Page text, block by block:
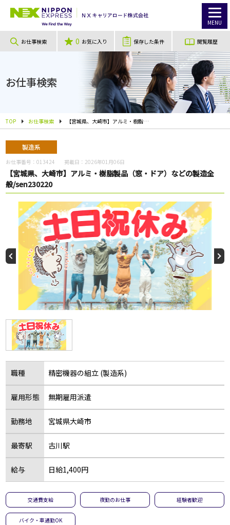
MENU
お仕事検索 0 お気に入り 保存した条件 閲覧履歴
お仕事検索
TOP お仕事検索 【宮城県、大崎市】アルミ・樹脂製品（窓・ドア）などの製造全般/sen230220
製造系
お仕事番号：013424 掲載日： 2026年01月06日
【宮城県、大崎市】アルミ・樹脂製品（窓・ドア）などの製造全
般/sen230220
職種 精密機器の組立 (製造系)
雇用形態 無期雇用派遣
勤務地 宮城県大崎市
最寄駅 古川駅
給与 日給1,400円
交通費支給 夜勤のお仕事 経験者歓迎
バイク・車通勤OK